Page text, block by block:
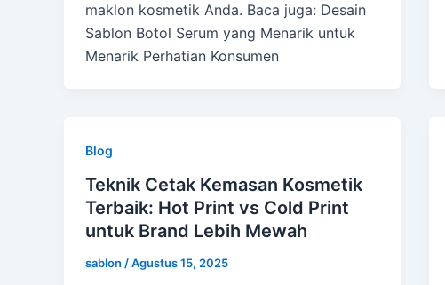
maklon kosmetik Anda. Baca juga: Desain
Sablon Botol Serum yang Menarik untuk
Menarik Perhatian Konsumen
Blog
Teknik Cetak Kemasan Kosmetik
Terbaik: Hot Print vs Cold Print
untuk Brand Lebih Mewah
sablon /Agustus 15, 2025